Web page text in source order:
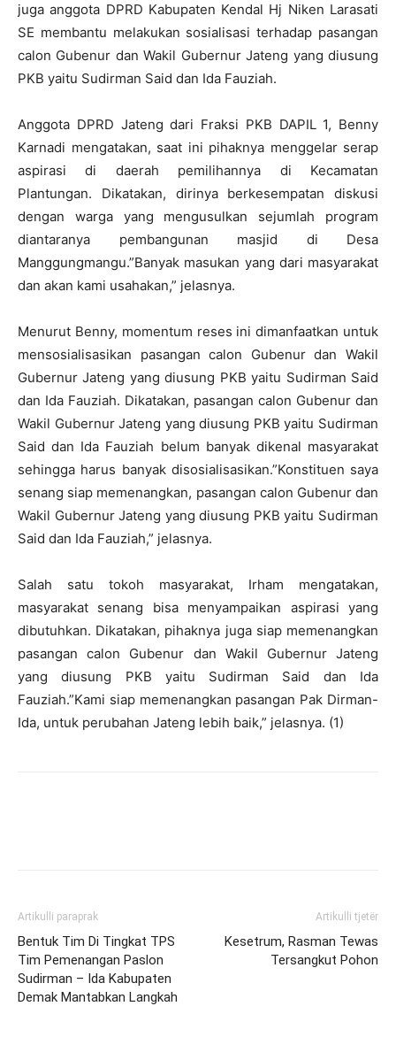
juga anggota DPRD Kabupaten Kendal Hj Niken Larasati
SE membantu melakukan sosialisasi terhadap pasangan
calon Gubenur dan Wakil Gubernur Jateng yang diusung
PKB yaitu Sudirman Said dan Ida Fauziah.
Anggota DPRD Jateng dari Fraksi PKB DAPIL 1, Benny
Karnadi mengatakan, saat ini pihaknya menggelar serap
aspirasi di daerah pemilihannya di Kecamatan
Plantungan. Dikatakan, dirinya berkesempatan diskusi
dengan warga yang mengusulkan sejumlah program
diantaranya pembangunan masjid di Desa
Manggungmangu.”Banyak masukan yang dari masyarakat
dan akan kami usahakan,” jelasnya.
Menurut Benny, momentum reses ini dimanfaatkan untuk
mensosialisasikan pasangan calon Gubenur dan Wakil
Gubernur Jateng yang diusung PKB yaitu Sudirman Said
dan Ida Fauziah. Dikatakan, pasangan calon Gubenur dan
Wakil Gubernur Jateng yang diusung PKB yaitu Sudirman
Said dan Ida Fauziah belum banyak dikenal masyarakat
sehingga harus banyak disosialisasikan.”Konstituen saya
senang siap memenangkan, pasangan calon Gubenur dan
Wakil Gubernur Jateng yang diusung PKB yaitu Sudirman
Said dan Ida Fauziah,” jelasnya.
Salah satu tokoh masyarakat, Irham mengatakan,
masyarakat senang bisa menyampaikan aspirasi yang
dibutuhkan. Dikatakan, pihaknya juga siap memenangkan
pasangan calon Gubenur dan Wakil Gubernur Jateng
yang diusung PKB yaitu Sudirman Said dan Ida
Fauziah.”Kami siap memenangkan pasangan Pak Dirman-
Ida, untuk perubahan Jateng lebih baik,” jelasnya. (1)
Artikulli paraprak
Bentuk Tim Di Tingkat TPS
Tim Pemenangan Paslon
Sudirman – Ida Kabupaten
Demak Mantabkan Langkah
Artikulli tjetër
Kesetrum, Rasman Tewas
Tersangkut Pohon